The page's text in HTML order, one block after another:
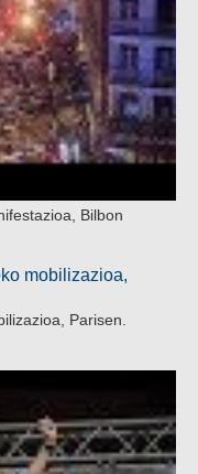
Bilbon
Parisen.